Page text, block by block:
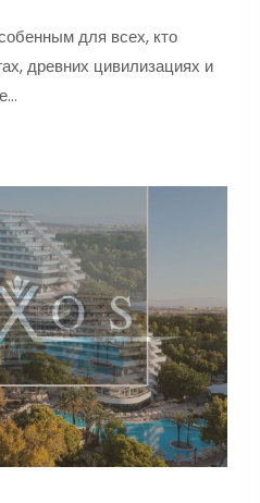
для всех, кто
древних цивилизациях и